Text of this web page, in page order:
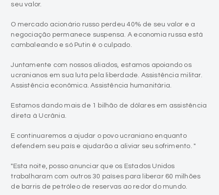
seu valor.
O mercado acionário russo perdeu 40% de seu valor e a
negociação permanece suspensa. A economia russa está
cambaleando e só Putin é o culpado.
Juntamente com nossos aliados, estamos apoiando os
ucranianos em sua luta pela liberdade. Assistência militar.
Assistência econômica. Assistência humanitária.
Estamos dando mais de 1 bilhão de dólares em assistência
direta à Ucrânia.
E continuaremos a ajudar o povo ucraniano enquanto
defendem seu país e ajudarão a aliviar seu sofrimento. "
"Esta noite, posso anunciar que os Estados Unidos
trabalharam com outros 30 países para liberar 60 milhões
de barris de petróleo de reservas ao redor do mundo.